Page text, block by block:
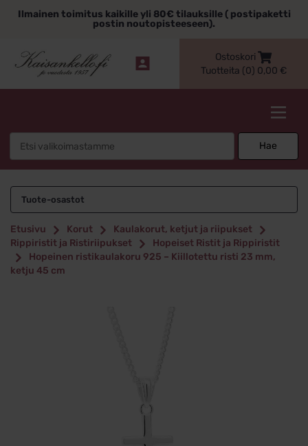
sisältöönIlmainen toimitus kaikille yli 80€ tilauksille ( postipaketti
postin noutopisteeseen).
Ostoskori
Tuotteita (0) 0,00 €
Hae
Tuote-osastot
Etusivu Korut
Kaulakorut, ketjut ja riipukset
Rippiristit ja Ristiriipukset
Hopeiset Ristit ja Rippiristit
Hopeinen ristikaulakoru 925 – Kiillotettu risti 23 mm,
ketju 45 cm